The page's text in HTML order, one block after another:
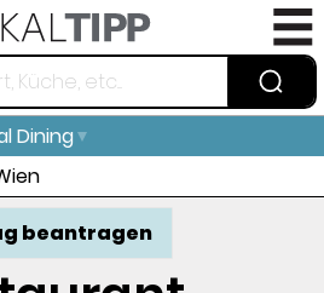
Dining
beantragen